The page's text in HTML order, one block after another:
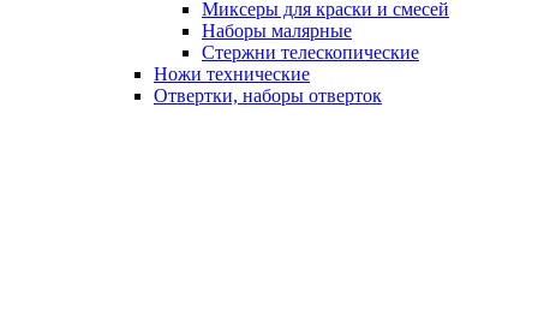
Миксеры для краски и смесей
Наборы малярные
Стержни телескопические
Ножи технические
Отвертки, наборы отверток